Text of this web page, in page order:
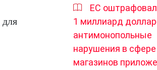
для
ЕС оштрафовал
1 миллиард
антимонопольные
нарушения в сфере
магазинов